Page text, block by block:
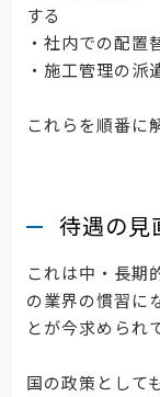
する
・社内での配置
・施工管理の派
これらを順番に
待遇の見
これは中・長期
の業界の慣習に
とが今求められ
国の政策として